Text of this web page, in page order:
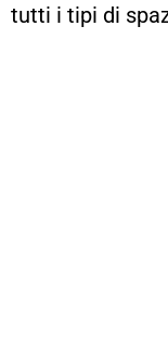
tutti i tipi di